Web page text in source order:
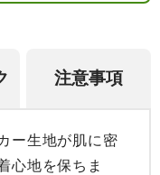
注意事項
ー生地が肌に密
心地を保ちま